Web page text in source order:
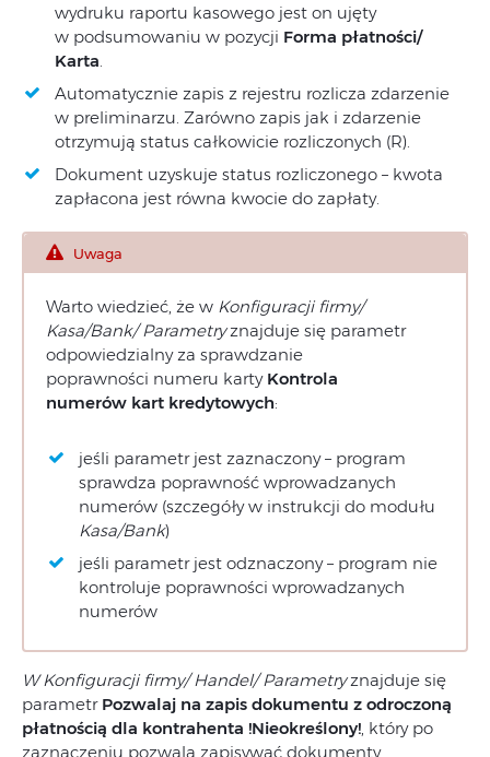
wydruku raportu kasowego jest on ujęty
w podsumowaniu w pozycji Forma płatności/
Karta
Automatycznie zapis z rejestru rozlicza zdarzenie
w preliminarzu. Zarówno zapis jak i zdarzenie
otrzymują status całkowicie rozliczonych (R).
Dokument uzyskuje status rozliczonego – kwota
zapłacona jest równa kwocie do zapłaty.
Uwaga
Warto wiedzieć, że w Konfiguracji firmy/
Kasa/Bank/ Parametryznajduje się parametr
odpowiedzialny za sprawdzanie
poprawności numeru karty Kontrola
numerów kart kredytowych:
jeśli parametr jest zaznaczony – program
sprawdza poprawność wprowadzanych
numerów (szczegóły w instrukcji do modułu
Kasa/Bank)
jeśli parametr jest odznaczony – program nie
kontroluje poprawności wprowadzanych
numerów
W Konfiguracji firmy/ Handel/ Parametryznajduje się
parametr Pozwalaj na zapis dokumentu z odroczoną
płatnością dla kontrahenta !Nieokreślony! , który po
zaznaczeniu pozwala zapisywać dokumenty